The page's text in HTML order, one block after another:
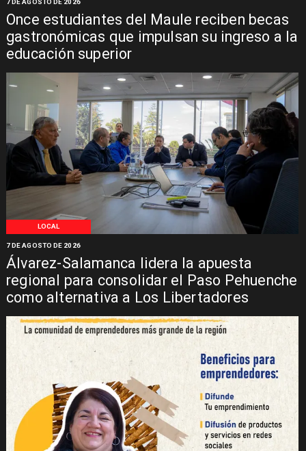
Once estudiantes del Maule reciben becas
gastronómicas que impulsan su ingreso a la
educación superior
7 DE AGOSTO DE 2026
LOCAL
Álvarez-Salamanca lidera la apuesta
regional para consolidar el Paso Pehuenche
como alternativa a Los Libertadores
7 DE AGOSTO DE 2026